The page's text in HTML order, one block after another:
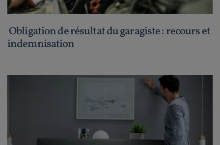
Obligation de résultat du garagiste : recours et
indemnisation